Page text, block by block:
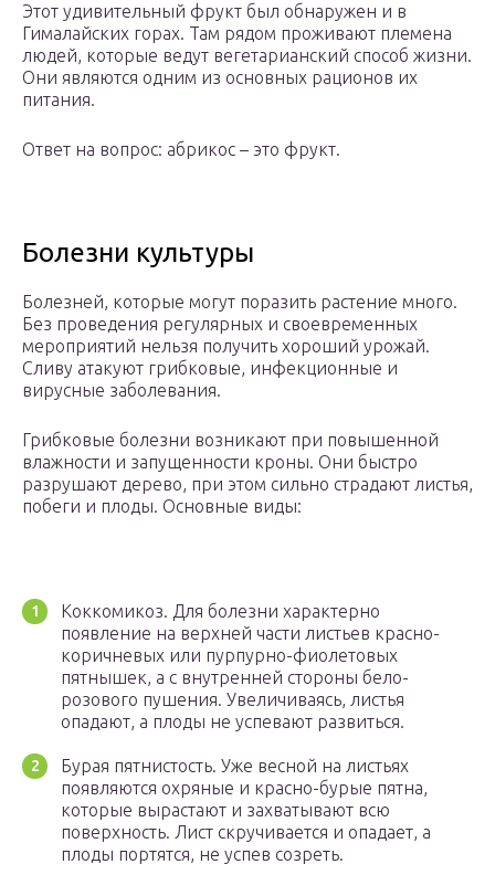
Этот удивительный фрукт был обнаружен и в
Гималайских горах. Там рядом проживают племена
людей, которые ведут вегетарианский способ жизни.
Они являются одним из основных рационов их
питания.
Ответ на вопрос: абрикос – это фрукт.
Болезни культуры
Болезней, которые могут поразить растение много.
Без проведения регулярных и своевременных
мероприятий нельзя получить хороший урожай.
Сливу атакуют грибковые, инфекционные и
вирусные заболевания.
Грибковые болезни возникают при повышенной
влажности и запущенности кроны. Они быстро
разрушают дерево, при этом сильно страдают листья,
побеги и плоды. Основные виды:
Коккомикоз. Для болезни характерно
появление на верхней части листьев красно-
коричневых или пурпурно-фиолетовых
пятнышек, а с внутренней стороны бело-
розового пушения. Увеличиваясь, листья
опадают, а плоды не успевают развиться.
Бурая пятнистость. Уже весной на листьях
появляются охряные и красно-бурые пятна,
которые вырастают и захватывают всю
поверхность. Лист скручивается и опадает, а
плоды портятся, не успев созреть.